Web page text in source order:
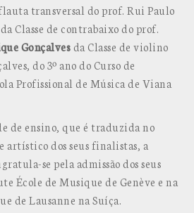
transversal do prof. Rui Paulo
da Classe de contrabaixo do prof.
Gonçalves da Classe de violino
do 3º ano do Curso de
Profissional de Música de Viana
de ensino, que é traduzida no
artístico dos seus finalistas, a
se pela admissão dos seus
École de Musique de Genève e na
de Lausanne na Suíça.